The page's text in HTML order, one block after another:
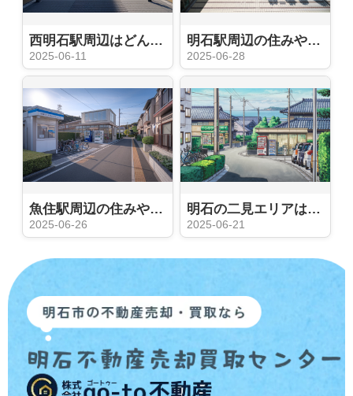
西明石駅周辺はどんな住みやすさが魅力？交通や生活環境を知りたい方におすすめ
2025-06-11
明石駅周辺の住みやすさはどんな特徴がある？子育てや暮らしやすさの視点も紹介
2025-06-28
魚住駅周辺の住みやすさはどう？実際の評判や生活事情も紹介
2025-06-26
明石の二見エリアは住みやすさで人気？交通や買い物環境も紹介
2025-06-21